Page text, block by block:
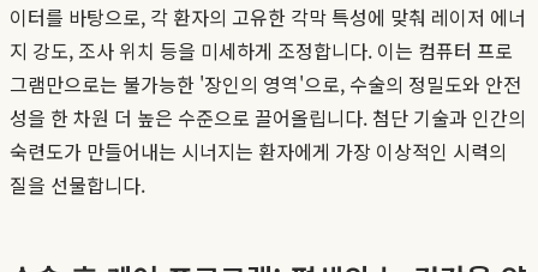
이터를 바탕으로, 각 환자의 고유한 각막 특성에 맞춰 레이저 에너
지 강도, 조사 위치 등을 미세하게 조정합니다. 이는 컴퓨터 프로
그램만으로는 불가능한 '장인의 영역'으로, 수술의 정밀도와 안전
성을 한 차원 더 높은 수준으로 끌어올립니다. 첨단 기술과 인간의
숙련도가 만들어내는 시너지는 환자에게 가장 이상적인 시력의
질을 선물합니다.